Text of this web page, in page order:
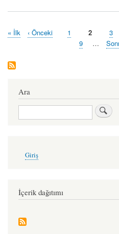
oral
Pagination
İlk
« İlk
Önceki
‹ Önceki Sayfa
1
Şu
2 3
Sayfa
9 …
Ara
Ara
account
Giriş
İçerik dağıtımı